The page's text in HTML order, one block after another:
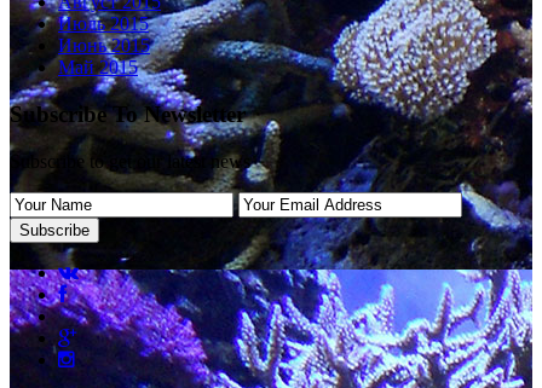
Июль 2015
Июнь 2015
Май 2015
Subscribe To Newsletter
Subscribe to get our latest news